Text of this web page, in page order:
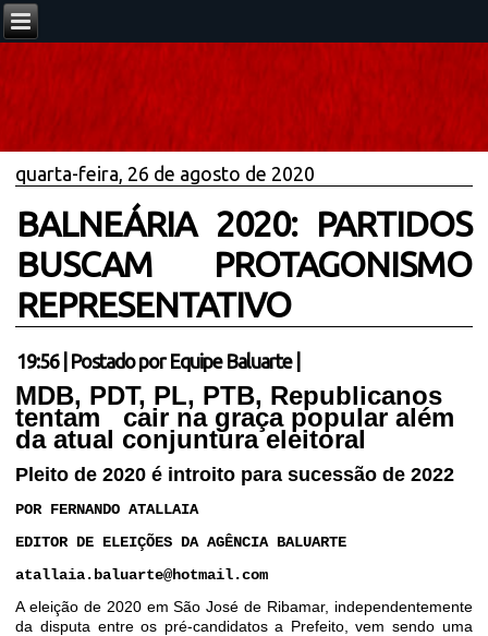
quarta-feira, 26 de agosto de 2020
BALNEÁRIA 2020: PARTIDOS
BUSCAM PROTAGONISMO
REPRESENTATIVO
19:56| Postado por Equipe Baluarte
MDB, PDT, PL, PTB, Republicanos
tentam cair na graça popular além
da atual conjuntura eleitoral
Pleito de 2020 é introito para sucessão de 2022
POR FERNANDO ATALLAIA
EDITOR DE ELEIÇÕES DA AGÊNCIA BALUARTE
atallaia.baluarte@hotmail.com
A eleição de 2020 em São José de Ribamar, independentemente
da disputa entre os pré-candidatos a Prefeito, vem sendo uma